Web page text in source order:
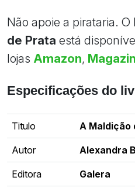
Não apoie a pirataria. O
de Prata está
lojas Amazon,
Especificações do
Titulo A Maldição
Autor Alexandra
Editora Galera